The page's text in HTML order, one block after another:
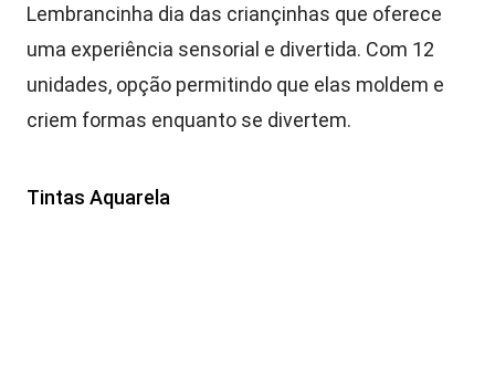
Lembrancinha dia das criançinhas que oferece
uma experiência sensorial e divertida. Com 12
unidades, opção permitindo que elas moldem e
criem formas enquanto se divertem.
Tintas Aquarela